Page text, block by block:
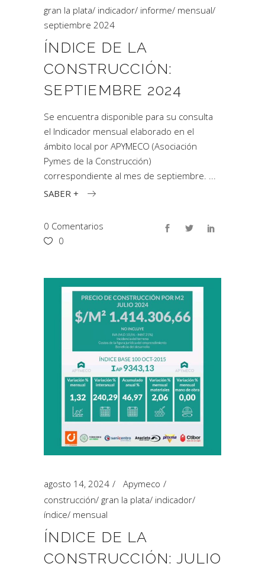
gran la plata/ indicador/ informe/ mensual/
septiembre 2024
ÍNDICE DE LA
CONSTRUCCIÓN:
SEPTIEMBRE 2024
Se encuentra disponible para su consulta
el Indicador mensual elaborado en el
ámbito local por APYMECO (Asociación
Pymes de la Construcción)
correspondiente al mes de septiembre.
SABER +
0 Comentarios
0
agosto 14, 2024
Apymeco
construcción/ gran la plata/ indicador/
índice/ mensual
ÍNDICE DE LA
CONSTRUCCIÓN: JULIO